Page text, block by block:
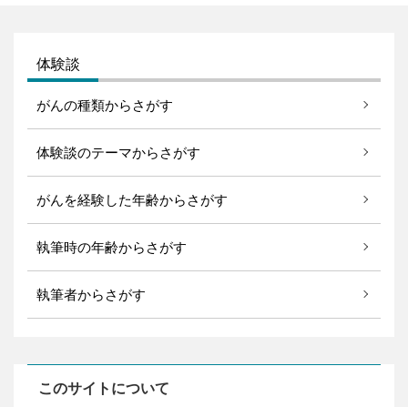
体験談
がんの種類からさがす
体験談のテーマからさがす
がんを経験した年齢からさがす
執筆時の年齢からさがす
執筆者からさがす
このサイトについて